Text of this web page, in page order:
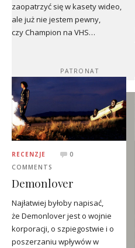
zaopatrzyć się w kasety wideo,
ale już nie jestem pewny,
czy Champion na VHS…
RECENZJE
0
COMMENTS
Demonlover
Najłatwiej byłoby napisać,
że Demonlover jest o wojnie
korporacji, o szpiegostwie i o
poszerzaniu wpływów w
PATRONAT